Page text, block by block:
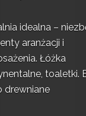
idealna –
aranżacji i
Łóżka
toaletki.
drewniane